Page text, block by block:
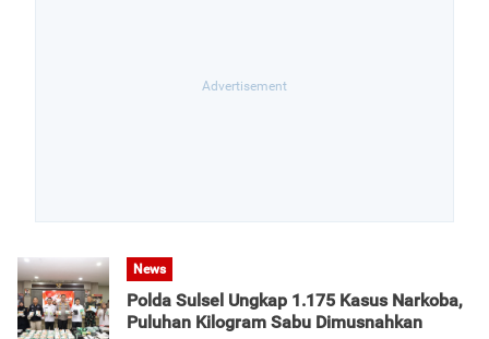
News
Polda Sulsel Ungkap 1.175 Kasus Narkoba,
Puluhan Kilogram Sabu Dimusnahkan